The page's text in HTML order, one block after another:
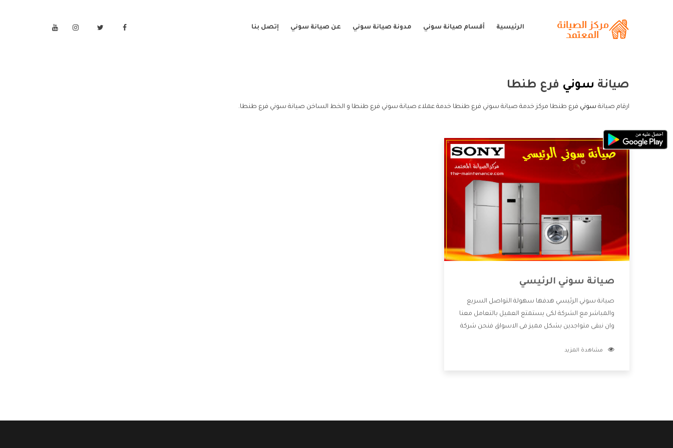
الرئيسية أقسام صيانة سوني مدونة صيانة سوني عن صيانة سوني إتصل بنا
صيانة سوني فرع طنطا
ارقام صيانة سوني فرع طنطا مركز خدمة صيانة سوني فرع طنطا خدمة عملاء صيانة سوني فرع طنطا و الخط الساخن صيانة سوني فرع طنطا.
صيانة سوني الرئيسي
صيانة سوني الرئيسي هدفها سهولة التواصل السريع
والمباشر مع الشركة لكى يستمتع العميل بالتعامل معنا
وان نبقى متواجدين بشكل مميز فى الاسواق فنحن شركة
بالخدمات التى تنفرد الشركة بها والتى تكون منها خدمة
مشاهدة المزيد